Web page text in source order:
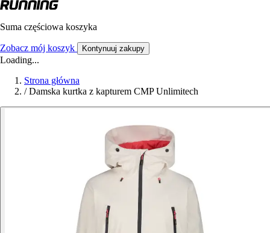
Suma częściowa koszyka
Zobacz mój koszyk Kontynuuj zakupy
Loading...
Strona główna
/ Damska kurtka z kapturem CMP Unlimitech